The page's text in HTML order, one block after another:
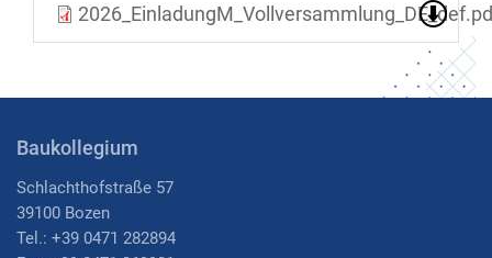
Baukollegium
Schlachthofstraße 57
39100 Bozen
Tel.: +39 0471 282894